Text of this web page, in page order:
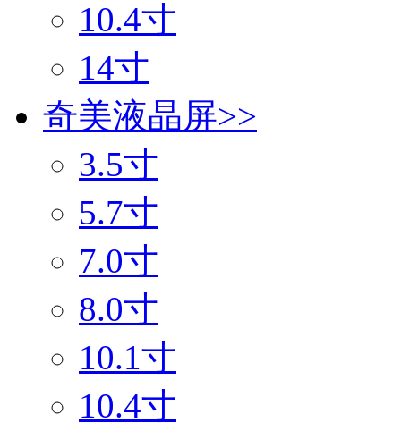
10.4寸
14寸
奇美液晶屏>>
3.5寸
5.7寸
7.0寸
8.0寸
10.1寸
10.4寸